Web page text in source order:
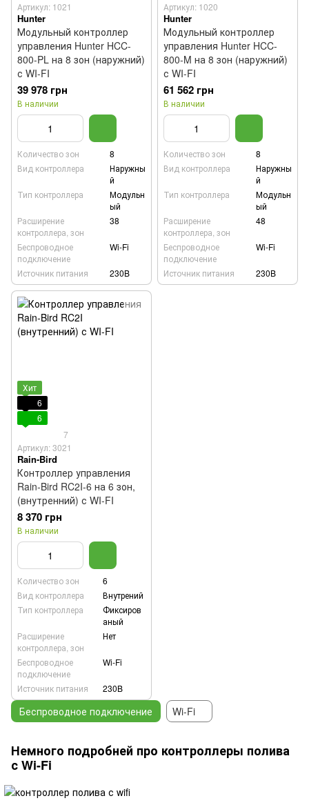
Артикул: 1021
Hunter
Модульный контроллер
управления Hunter HCC-
800-PL на 8 зон (наружний)
с WI-FI
39 978 грн
В наличии
Количество зон
8
Вид контроллера
Наружны
й
Тип контроллера
Модульн
ый
Расширение
контроллера, зон
38
Беспроводное
подключение
Wi-Fi
Источник питания 230B
Артикул: 1020
Hunter
Модульный контроллер
управления Hunter HCC-
800-M на 8 зон (наружний)
с WI-FI
61 562 грн
В наличии
Количество зон
8
Вид контроллера
Наружны
й
Тип контроллера
Модульн
ый
Расширение
контроллера, зон
48
Беспроводное
подключение
Wi-Fi
Источник питания 230B
Хит
6
6
7
Артикул: 3021
Rain-Bird
Контроллер управления
Rain-Bird RC2I-6 на 6 зон,
(внутренний) с WI-FI
8 370 грн
В наличии
Количество зон
6
Вид контроллера
Внутрений
Тип контроллера
Фиксиров
аный
Расширение
контроллера, зон
Нет
Беспроводное
подключение
Wi-Fi
Источник питания 230B
Немного подробней про контроллеры полива
с Wi-Fi
Беспроводное подключение Wi-Fi